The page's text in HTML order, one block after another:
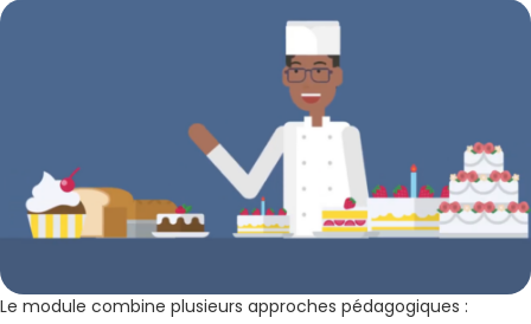
Le module combine plusieurs approches pédagogiques :